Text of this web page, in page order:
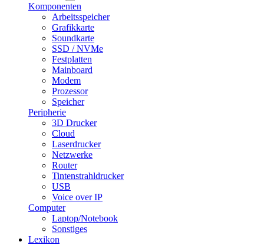
Komponenten
Arbeitsspeicher
Grafikkarte
Soundkarte
SSD / NVMe
Festplatten
Mainboard
Modem
Prozessor
Speicher
Peripherie
3D Drucker
Cloud
Laserdrucker
Netzwerke
Router
Tintenstrahldrucker
USB
Voice over IP
Computer
Laptop/Notebook
Sonstiges
Lexikon